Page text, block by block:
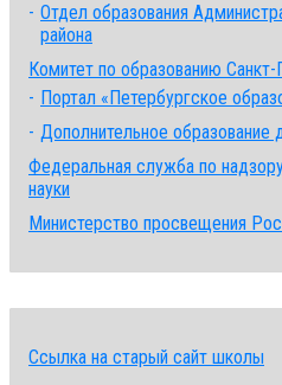
Отдел образования
района
Комитет по образованию Санкт-
Портал «Петербургское
Дополнительное образование
Федеральная служба по
науки
Министерство просвещения
Ссылка на старый сайт школы